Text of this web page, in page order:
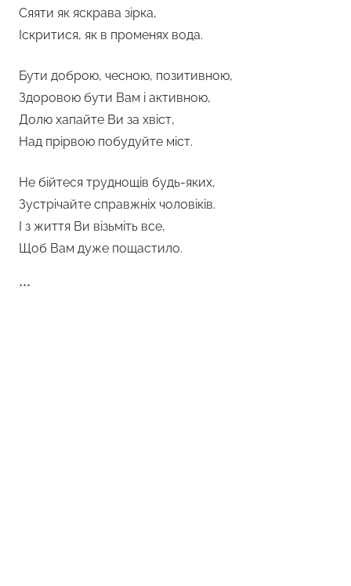
Сяяти як яскрава зірка,
Іскритися, як в променях вода.
Бути доброю, чесною, позитивною,
Здоровою бути Вам і активною,
Долю хапайте Ви за хвіст,
Над прірвою побудуйте міст.
Не бійтеся труднощів будь-яких,
Зустрічайте справжніх чоловіків.
І з життя Ви візьміть все,
Щоб Вам дуже пощастило.
***